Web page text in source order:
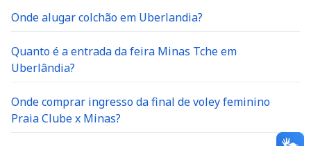
Onde alugar colchão em Uberlandia?
Quanto é a entrada da feira Minas Tche em
Uberlândia?
Onde comprar ingresso da final de voley feminino
Praia Clube x Minas?